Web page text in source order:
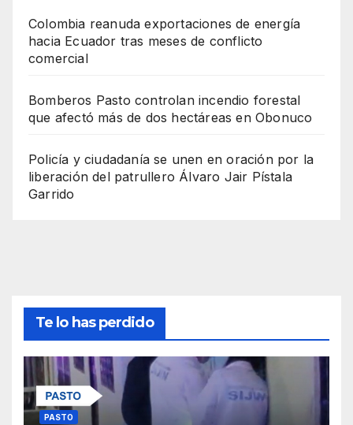
Colombia reanuda exportaciones de energía
hacia Ecuador tras meses de conflicto
comercial
Bomberos Pasto controlan incendio forestal
que afectó más de dos hectáreas en Obonuco
Policía y ciudadanía se unen en oración por la
liberación del patrullero Álvaro Jair Pístala
Garrido
Te lo has perdido
PASTO